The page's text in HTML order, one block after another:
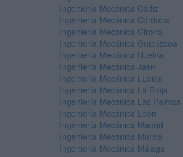
Ingeniería Mecánica Cádiz
Ingeniería Mecánica Córdoba
Ingeniería Mecánica Girona
Ingeniería Mecánica Guipúzcoa
Ingeniería Mecánica Huelva
Ingeniería Mecánica Jaén
Ingeniería Mecánica LLeida
Ingeniería Mecánica La Rioja
Ingeniería Mecánica Las Palmas
Ingeniería Mecánica León
Ingeniería Mecánica Madrid
Ingeniería Mecánica Murcia
Ingeniería Mecánica Málaga